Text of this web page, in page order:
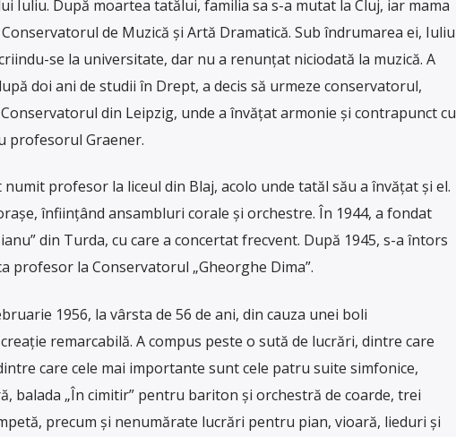
Iuliu. După moartea tatălui, familia sa s-a mutat la Cluj, iar mama
de Muzică și Artă Dramatică. Sub îndrumarea ei, Iuliu
se la universitate, dar nu a renunțat niciodată la muzică. A
doi ani de studii în Drept, a decis să urmeze conservatorul,
din Leipzig, unde a învățat armonie și contrapunct cu
profesorul Graener.
profesor la liceul din Blaj, acolo unde tatăl său a învățat și el.
înființând ansambluri corale și orchestre. În 1944, a fondat
din Turda, cu care a concertat frecvent. După 1945, s-a întors
profesor la Conservatorul „Gheorghe Dima”.
1956, la vârsta de 56 de ani, din cauza unei boli
remarcabilă. A compus peste o sută de lucrări, dintre care
care cele mai importante sunt cele patru suite simfonice,
balada „În cimitir” pentru bariton și orchestră de coarde, trei
precum și nenumărate lucrări pentru pian, vioară, lieduri și